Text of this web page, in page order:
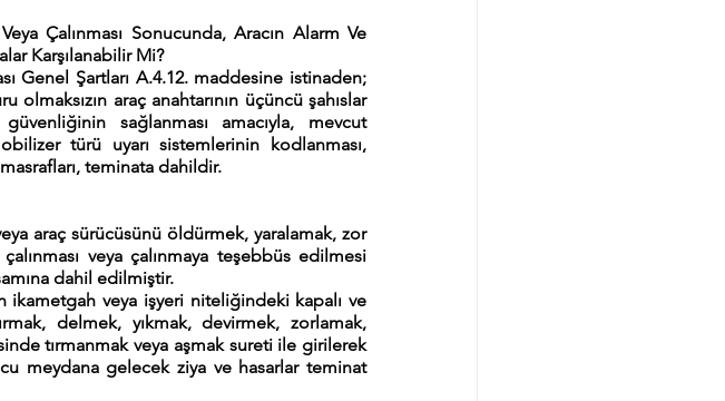
Çalınması Sonucunda, Aracın Alarm Ve
Karşılanabilir Mi?
Genel Şartları A.4.12. maddesine istinaden;
araç anahtarının üçüncü şahıslar
sağlanması amacıyla, mevcut
türü uyarı sistemlerinin kodlanması,
teminata dahildir.
araç sürücüsünü öldürmek, yaralamak, zor
veya çalınmaya teşebbüs edilmesi
dahil edilmiştir.
ikametgah veya işyeri niteliğindeki kapalı ve
delmek, yıkmak, devirmek, zorlamak,
tırmanmak veya aşmak sureti ile girilerek
meydana gelecek ziya ve hasarlar teminat